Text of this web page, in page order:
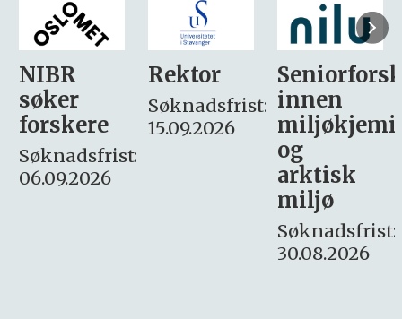
Rektor
Søknadsfrist:
15.09.2026
Seniorforsker
innen
miljøkjemi
søker
– fast
Søknadsfrist:
16. august.